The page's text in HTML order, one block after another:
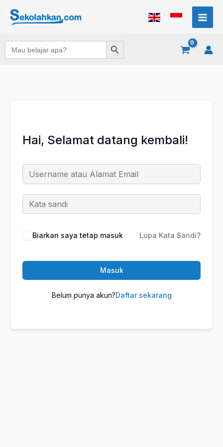
Search
for:
Search Button
Hai, Selamat datang kembali!
Biarkan saya tetap masuk Lupa Kata Sandi?
Masuk
Belum punya akun?Daftar sekarang